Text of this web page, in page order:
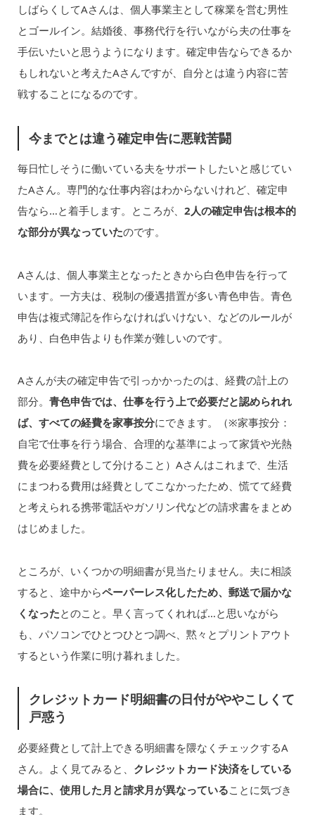
しばらくしてAさんは、個人事業主として稼業を営む男性
とゴールイン。結婚後、事務代行を行いながら夫の仕事を
手伝いたいと思うようになります。確定申告ならできるか
もしれないと考えたAさんですが、自分とは違う内容に苦
戦することになるのです。
今までとは違う確定申告に悪戦苦闘
毎日忙しそうに働いている夫をサポートしたいと感じてい
たAさん。専門的な仕事内容はわからないけれど、確定申
告なら…と着手します。ところが、 2人の確定申告は根本的
な部分が異なっていたのです。
Aさんは、個人事業主となったときから白色申告を行って
います。一方夫は、税制の優遇措置が多い青色申告。青色
申告は複式簿記を作らなければいけない、などのルールが
あり、白色申告よりも作業が難しいのです。
Aさんが夫の確定申告で引っかかったのは、経費の計上の
部分。 青色申告では、仕事を行う上で必要だと認められれ
ば、すべての経費を家事按分にできます。（※家事按分：
自宅で仕事を行う場合、合理的な基準によって家賃や光熱
費を必要経費として分けること）Aさんはこれまで、生活
にまつわる費用は経費としてこなかったため、慌てて経費
と考えられる携帯電話やガソリン代などの請求書をまとめ
はじめました。
ところが、いくつかの明細書が見当たりません。夫に相談
すると、途中からペーパーレス化したため、郵送で届かな
くなったとのこと。早く言ってくれれば…と思いながら
も、パソコンでひとつひとつ調べ、黙々とプリントアウト
するという作業に明け暮れました。
クレジットカード明細書の日付がややこしくて
戸惑う
必要経費として計上できる明細書を隈なくチェックするA
さん。よく見てみると、 クレジットカード決済をしている
場合に、使用した月と請求月が異なっていることに気づき
ます。